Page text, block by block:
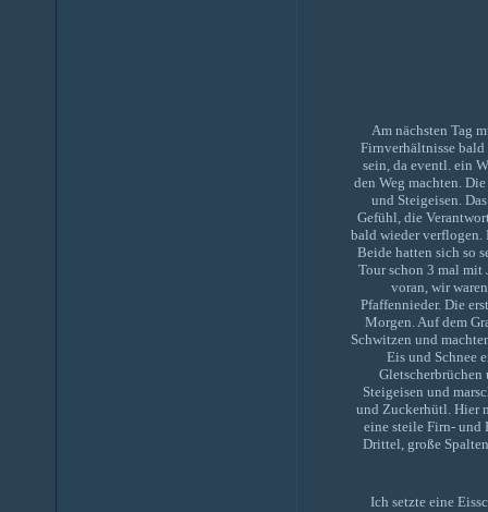
Am nächsten Tag
Firnverhältnisse
sein, da eventl. ein
den Weg machten.
und Steigeisen.
Gefühl, die
bald wieder verflogen.
Beide hatten sich so
Tour schon 3 mal mit
voran, wir
Pfaffennieder. Die
Morgen. Auf dem
Schwitzen und
Eis und Schnee
Gletscherbrüchen
Steigeisen und
und Zuckerhütl. Hier
eine steile Firn- und
Drittel, große
Ich setzte eine